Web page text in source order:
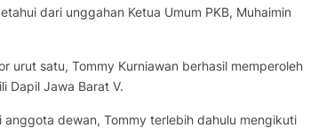
dari unggahan Ketua Umum PKB, Muhaimin
urut satu, Tommy Kurniawan berhasil memperoleh
Dapil Jawa Barat V.
dewan, Tommy terlebih dahulu mengikuti